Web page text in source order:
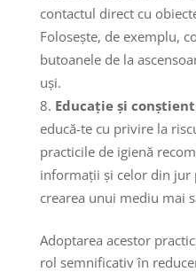
contactul direct cu
Folosește, de exemplu,
butoanele de la
uși.
Educație și
educă-te cu privire la
practicile de igienă
informații și celor din jur
crearea unui mediu mai
Adoptarea acestor
rol semnificativ în